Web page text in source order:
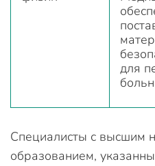
для
Специалисты с высшим
образованием,